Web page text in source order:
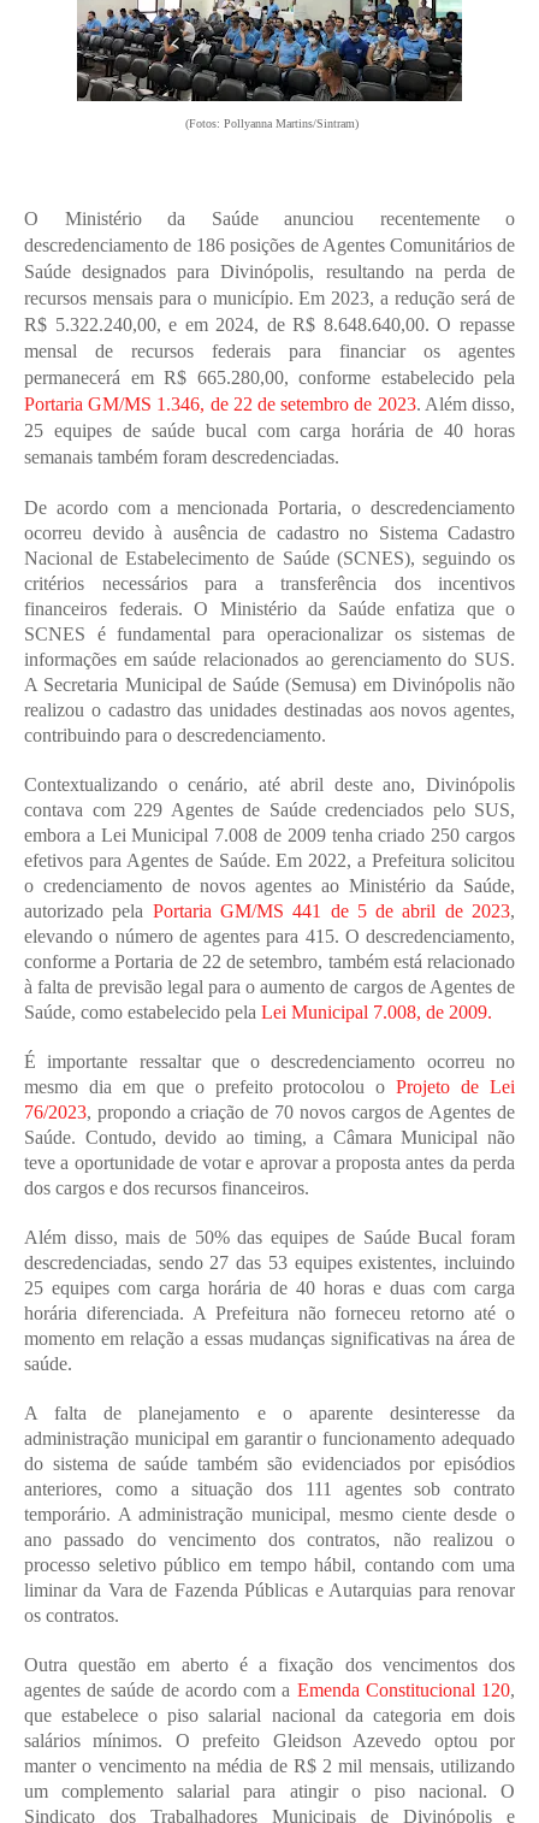
(Fotos: Pollyanna Martins/Sintram)
O Ministério da Saúde anunciou recentemente o
descredenciamento de 186 posições de Agentes Comunitários de
Saúde designados para Divinópolis, resultando na perda de
recursos mensais para o município. Em 2023, a redução será de
R$ 5.322.240,00, e em 2024, de R$ 8.648.640,00. O repasse
mensal de recursos federais para financiar os agentes
Portaria GM/MS 1.346, de 22 de setembro de 2023. Além disso,
25 equipes de saúde bucal com carga horária de 40 horas
semanais também foram descredenciadas.
De acordo com a mencionada Portaria, o descredenciamento
ocorreu devido à ausência de cadastro no Sistema Cadastro
Nacional de Estabelecimento de Saúde (SCNES), seguindo os
critérios necessários para a transferência dos incentivos
financeiros federais. O Ministério da Saúde enfatiza que o
SCNES é fundamental para operacionalizar os sistemas de
informações em saúde relacionados ao gerenciamento do SUS.
A Secretaria Municipal de Saúde (Semusa) em Divinópolis não
realizou o cadastro das unidades destinadas aos novos agentes,
contribuindo para o descredenciamento.
Contextualizando o cenário, até abril deste ano, Divinópolis
contava com 229 Agentes de Saúde credenciados pelo SUS,
embora a Lei Municipal 7.008 de 2009 tenha criado 250 cargos
efetivos para Agentes de Saúde. Em 2022, a Prefeitura solicitou
o credenciamento de novos agentes ao Ministério da Saúde,
autorizado pela Portaria GM/MS 441 de 5 de abril de 2023,
elevando o número de agentes para 415. O descredenciamento,
conforme a Portaria de 22 de setembro, também está relacionado
à falta de previsão legal para o aumento de cargos de Agentes de
Saúde, como estabelecido pela Lei Municipal 7.008, de 2009.
É importante ressaltar que o descredenciamento ocorreu no
mesmo dia em que o prefeito protocolou o Projeto de Lei
76/2023, propondo a criação de 70 novos cargos de Agentes de
Saúde. Contudo, devido ao timing, a Câmara Municipal não
teve a oportunidade de votar e aprovar a proposta antes da perda
dos cargos e dos recursos financeiros.
Além disso, mais de 50% das equipes de Saúde Bucal foram
descredenciadas, sendo 27 das 53 equipes existentes, incluindo
25 equipes com carga horária de 40 horas e duas com carga
horária diferenciada. A Prefeitura não forneceu retorno até o
momento em relação a essas mudanças significativas na área de
saúde.
A falta de planejamento e o aparente desinteresse da
administração municipal em garantir o funcionamento adequado
do sistema de saúde também são evidenciados por episódios
anteriores, como a situação dos 111 agentes sob contrato
temporário. A administração municipal, mesmo ciente desde o
ano passado do vencimento dos contratos, não realizou o
processo seletivo público em tempo hábil, contando com uma
liminar da Vara de Fazenda Públicas e Autarquias para renovar
os contratos.
Outra questão em aberto é a fixação dos vencimentos dos
agentes de saúde de acordo com a Emenda Constitucional 120,
que estabelece o piso salarial nacional da categoria em dois
salários mínimos. O prefeito Gleidson Azevedo optou por
manter o vencimento na média de R$ 2 mil mensais, utilizando
um complemento salarial para atingir o piso nacional. O
Sindicato dos Trabalhadores Municipais de Divinópolis e